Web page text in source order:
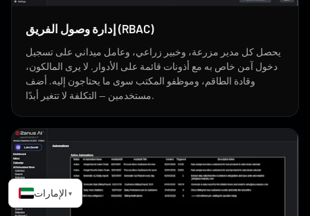
إدارة وصول الفريق (RBAC)
يحصل كل مدير مزرعة، وخبير زراعي، وعامل ميداني على تسجيل
دخول آمن خاص به مع أذونات قائمة على الأدوار. لا يرى المالكون،
وقادة الطاقم، وموظفو المكتب سوى ما يحتاجون إليه. أضف
مستخدمين — التكلفة لا تتغير أبدًا.
الإمارات ▾